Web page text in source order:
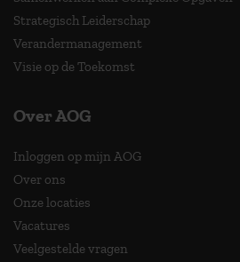
Strategisch Leiderschap
Verandermanagement
Visie op de Toekomst
Over AOG
Inloggen op mijn AOG
Over ons
Onze locaties
Vacatures
Veelgestelde vragen